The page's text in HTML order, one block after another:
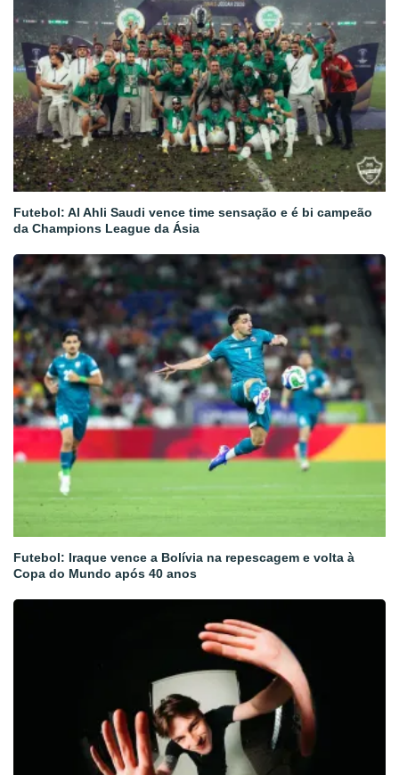
Futebol: Al Ahli Saudi vence time sensação e é bi campeão
da Champions League da Ásia
Futebol: Iraque vence a Bolívia na repescagem e volta à
Copa do Mundo após 40 anos